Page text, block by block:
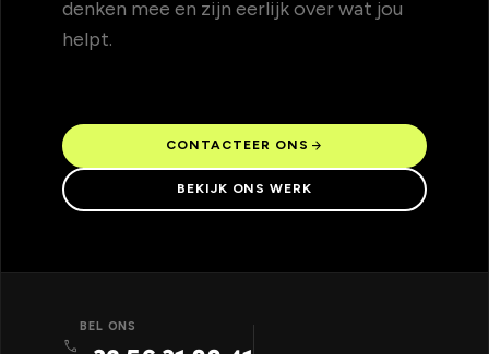
denken mee en zijn eerlijk over wat jou
helpt.
CONTACTEER ONS arrow_forward
BEKIJK ONS WERK
call
BEL ONS